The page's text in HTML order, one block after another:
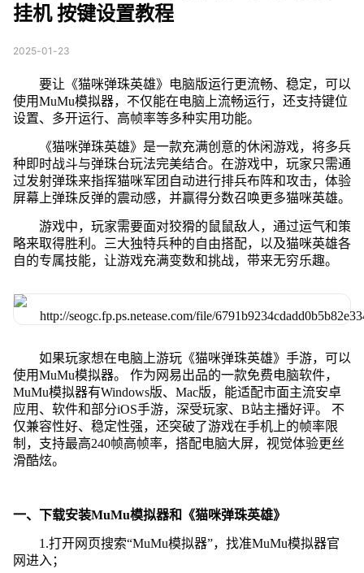
挂机 按键设置教程
2025-01-23
要让《猫咪弹珠英雄》电脑版运行更流畅、稳定，可以
使用MuMu模拟器，不仅能在电脑上流畅运行，还支持键位
设置、多开运行、高帧率等多种实用功能。
《猫咪弹珠英雄》是一款充满创意的休闲游戏，将多兵
种即时战斗与弹珠台玩法完美结合。在游戏中，玩家只需通
过发射弹珠来指挥猫咪军团自动进行排兵布阵和攻击，体验
屏幕上弹珠反弹的震动感，并赢得分数召唤更多猫咪英雄。
游戏中，玩家需要面对狡猾的鼠鼠敌人，通过运气和策
略来取得胜利。三大独特兵种的自由搭配，以及猫咪英雄各
自的专属技能，让游戏充满变数和挑战，带来无穷乐趣。
如果玩家想在电脑上游玩《猫咪弹珠英雄》手游，可以
使用MuMu模拟器。 作为网易出品的一款免费电脑软件，
MuMu模拟器有Windows版、Mac版，能适配市面主流安卓
应用、软件和部分iOS手游，深受玩家、B站主播好评。 不
仅兼容性好、稳定性强，还突破了游戏在手机上的帧率限
制，支持最高240帧高帧率，搭配电脑大屏，视觉体验更丝
滑酷炫。
一、下载安装MuMu模拟器和《猫咪弹珠英雄》
1.打开网页搜索“MuMu模拟器”，找准MuMu模拟器官
网进入；